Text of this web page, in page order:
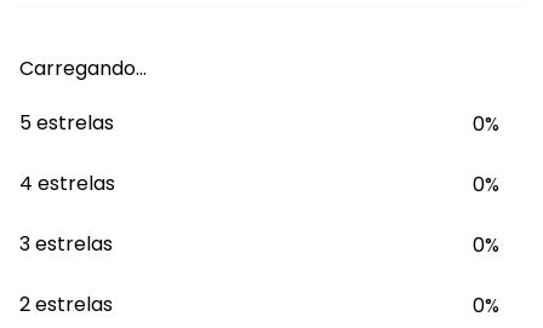
Carregando…
5 estrelas
0%
4 estrelas 0%
3 estrelas 0%
2 estrelas 0%